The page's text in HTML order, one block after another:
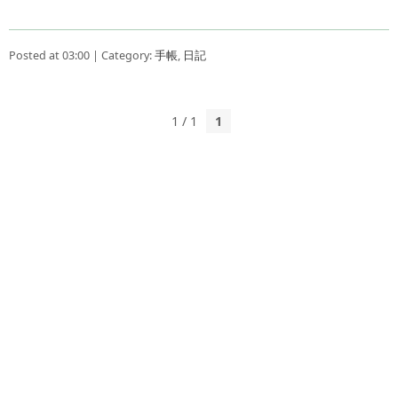
Posted at 03:00 | Category:手帳, 日記
1 / 1 1